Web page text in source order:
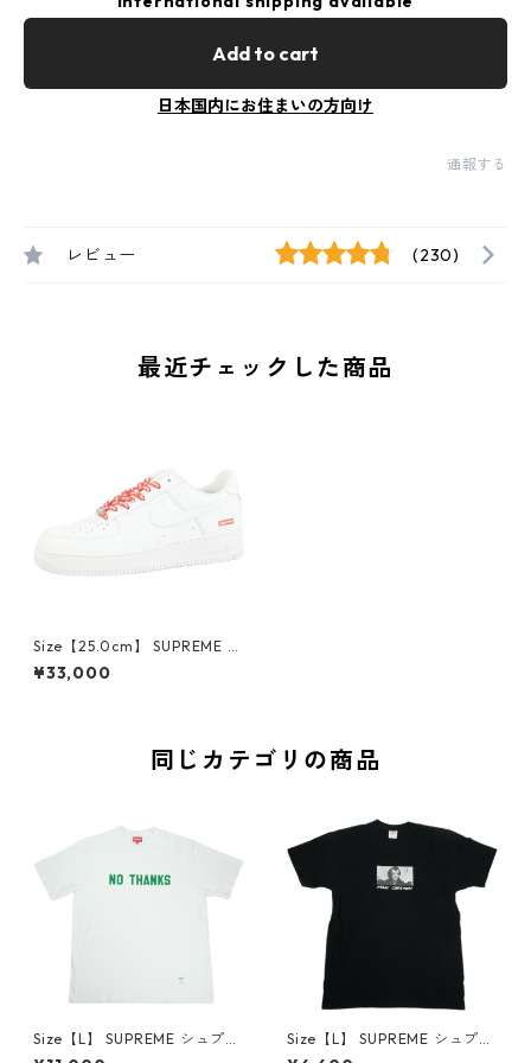
Add to cart
日本国内にお住まいの方向け
通報する
レビュー (230)
最近チェックした商品
Size【25.0cm】 SUPREME シ
ュプリーム ×NIKE AIR FORCE
1 LOW CU9225-100 スニーカ
¥33,000
同じカテゴリの商品
Size【L】 SUPREME シュプリ
ーム 21FW No Thanks S/S To
Size【L】 SUPREME シュプリ
ーム 15AW Merry Christmas